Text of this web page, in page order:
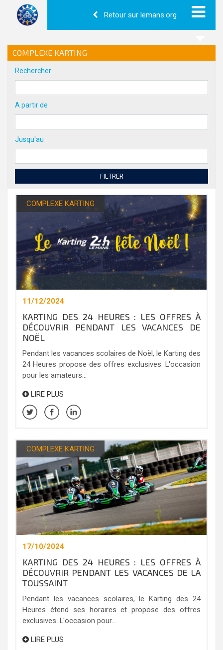
Retour sur lemans.org
COMPLEXE KARTING
Rechercher
A partir de
Jusqu'au
FILTRER
COMPLEXE KARTING
11/12/2024
KARTING DES 24 HEURES : LES OFFRES À
DÉCOUVRIR PENDANT LES VACANCES DE
NOËL
Pendant les vacances scolaires de Noël, le Karting des
24 Heures propose des offres exclusives. L'occasion
pour les amateurs...
LIRE PLUS
COMPLEXE KARTING
17/10/2024
KARTING DES 24 HEURES : LES OFFRES À
DÉCOUVRIR PENDANT LES VACANCES DE LA
TOUSSAINT
Pendant les vacances scolaires, le Karting des 24
Heures étend ses horaires et propose des offres
exclusives. L'occasion pour...
LIRE PLUS